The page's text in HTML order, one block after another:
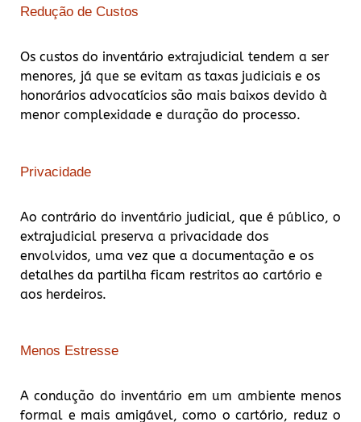
Redução de Custos
Os custos do inventário extrajudicial tendem a ser
menores, já que se evitam as taxas judiciais e os
honorários advocatícios são mais baixos devido à
menor complexidade e duração do processo.
Privacidade
Ao contrário do inventário judicial, que é público, o
extrajudicial preserva a privacidade dos
envolvidos, uma vez que a documentação e os
detalhes da partilha ficam restritos ao cartório e
aos herdeiros.
Menos Estresse
A condução do inventário em um ambiente menos
formal e mais amigável, como o cartório, reduz o